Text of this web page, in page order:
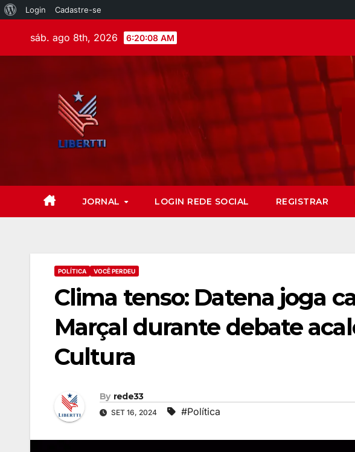
Login Cadastre-se
sáb. ago 8th, 2026 6:20:09 AM
JORNAL LOGIN REDE SOCIAL REGISTRAR
POLÍTICA VOCÊ PERDEU
Clima tenso: Datena joga
Marçal durante debate
Cultura
By rede33
SET 16, 2024 #Política